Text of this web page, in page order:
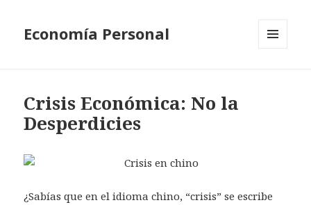
Economía Personal
Crisis Económica: No la
Desperdicies
¿Sabías que en el idioma chino, “crisis” se escribe